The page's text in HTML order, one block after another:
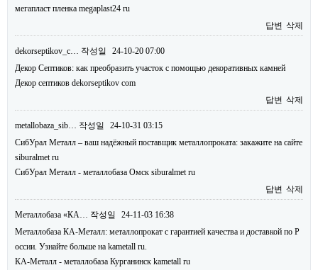
мегапласт пленка megaplast24 ru
답변 삭제
dekorseptikov_c… 작성일
24-10-20 07:00
Декор Септиков: как преобразить участок с помощью декоративных камней
Декор септиков dekorseptikov com
답변 삭제
metallobaza_sib… 작성일
24-10-31 03:15
СибУрал Металл – ваш надёжный поставщик металлопроката: закажите на сайте
siburalmet ru
СибУрал Металл - металлобаза Омск siburalmet ru
답변 삭제
Металлобаза «КА… 작성일
24-11-03 16:38
Металлобаза КА-Металл: металлопрокат с гарантией качества и доставкой по Р
оссии. Узнайте больше на kametall ru.
КА-Металл - металлобаза Курганинск kametall ru